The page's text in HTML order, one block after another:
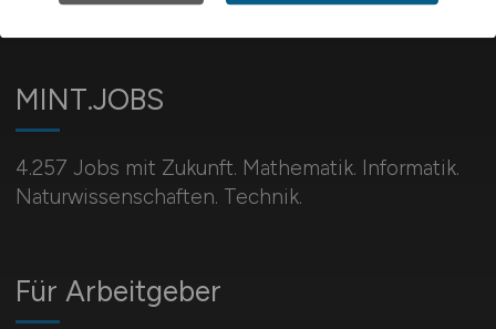
MINT.JOBS
4.257 Jobs mit Zukunft. Mathematik. Informatik.
Naturwissenschaften. Technik.
Für Arbeitgeber